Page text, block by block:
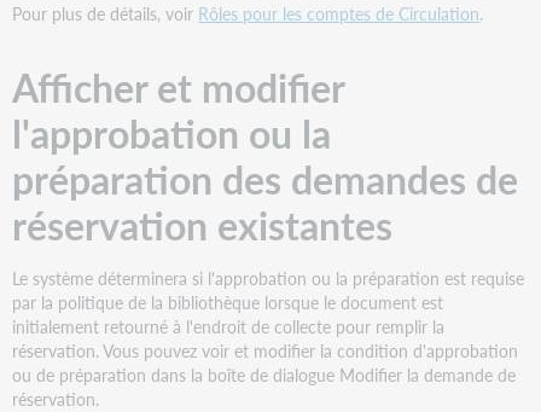
Pour plus de détails, voir Rôles pour les comptes de Circulation.
Afficher et modifier
l'approbation ou la
préparation des demandes de
réservation existantes
Le système déterminera si l'approbation ou la préparation est requise
par la politique de la bibliothèque lorsque le document est
initialement retourné à l'endroit de collecte pour remplir la
réservation. Vous pouvez voir et modifier la condition d'approbation
ou de préparation dans la boîte de dialogue Modifier la demande de
réservation.